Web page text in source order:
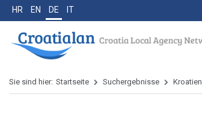
HR EN DE IT
Sie sind hier: Startseite Suchergebnisse Kroatien